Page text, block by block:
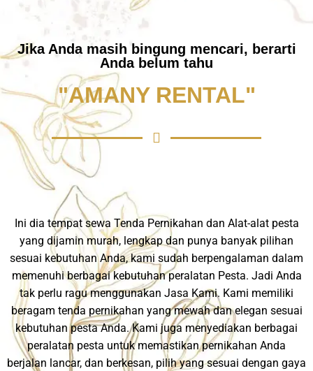
Jika Anda masih bingung mencari, berarti
Anda belum tahu
"AMANY RENTAL"
Ini dia tempat sewa Tenda Pernikahan dan Alat-alat pesta
yang dijamin murah, lengkap dan punya banyak pilihan
sesuai kebutuhan Anda, kami sudah berpengalaman dalam
memenuhi berbagai kebutuhan peralatan Pesta. Jadi Anda
tak perlu ragu menggunakan Jasa Kami. Kami memiliki
beragam tenda pernikahan yang mewah dan elegan sesuai
kebutuhan pesta Anda. Kami juga menyediakan berbagai
peralatan pesta untuk memastikan pernikahan Anda
berjalan lancar, dan berkesan, pilih yang sesuai dengan gaya